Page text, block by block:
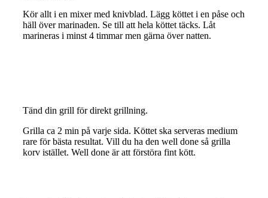
Kör allt i en mixer med knivblad. Lägg köttet i en påse och
häll över marinaden. Se till att hela köttet täcks. Låt
marineras i minst 4 timmar men gärna över natten.
Tänd din grill för direkt grillning.
Grilla ca 2 min på varje sida. Köttet ska serveras medium
rare för bästa resultat. Vill du ha den well done så grilla
korv istället. Well done är att förstöra fint kött.